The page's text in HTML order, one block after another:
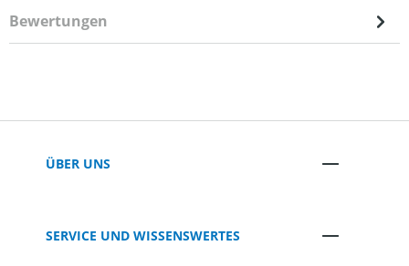
Bewertungen
ÜBER UNS
SERVICE UND WISSENSWERTES